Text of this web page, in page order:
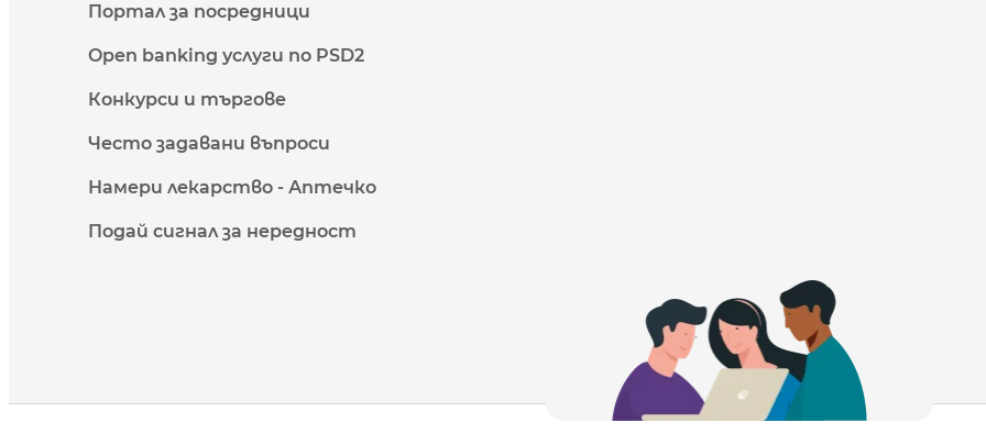
Портал за посредници
Open banking услуги по PSD2
Конкурси и търгове
Често задавани въпроси
Намери лекарство - Аптечко
Подай сигнал за нередност